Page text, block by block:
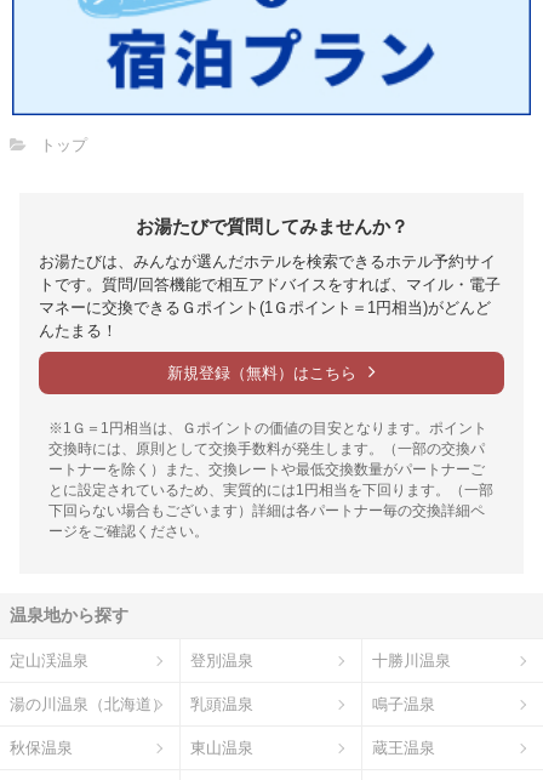
トップ
お湯たびで質問してみませんか？
お湯たびは、みんなが選んだホテルを検索できるホテル予約サイ
トです。質問/回答機能で相互アドバイスをすれば、マイル・電子
マネーに交換できるＧポイント(1Ｇポイント＝1円相当)がどんど
んたまる！
新規登録（無料）はこちら
※1Ｇ＝1円相当は、Ｇポイントの価値の目安となります。ポイント
交換時には、原則として交換手数料が発生します。（一部の交換パ
ートナーを除く）また、交換レートや最低交換数量がパートナーご
とに設定されているため、実質的には1円相当を下回ります。（一部
下回らない場合もございます）詳細は各パートナー毎の交換詳細ペ
ージをご確認ください。
温泉地から探す
定山渓温泉 登別温泉 十勝川温泉
湯の川温泉（北海道） 乳頭温泉 鳴子温泉
秋保温泉 東山温泉 蔵王温泉